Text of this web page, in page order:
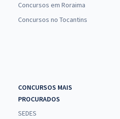
Concursos em Roraima
Concursos no Tocantins
CONCURSOS MAIS
PROCURADOS
SEDES